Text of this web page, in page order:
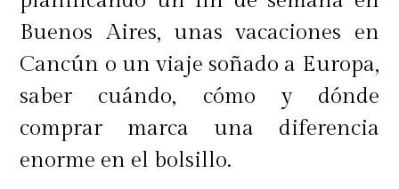
por lo tanto son los mejores meses
para ir, de hecho es la temporada
alta de ellos", destaca Claudio Iturra,
resaltando que junto con ser un
destino increíble, tiene una
gastronomía de lujo y excelente
Buenos Aires, unas vacaciones en
Cancún o un viaje soñado a Europa,
saber cuándo, cómo y dónde
comprar marca una diferencia
enorme en el bolsillo.